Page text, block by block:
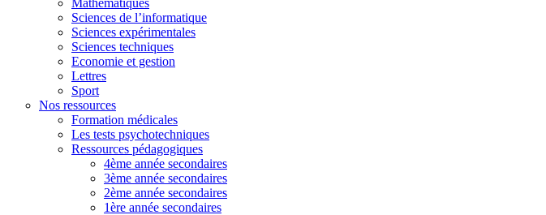
Mathématiques
Sciences de l’informatique
Sciences expérimentales
Sciences techniques
Economie et gestion
Lettres
Sport
Nos ressources
Formation médicales
Les tests psychotechniques
Ressources pédagogiques
4ème année secondaires
3ème année secondaires
2ème année secondaires
1ère année secondaires